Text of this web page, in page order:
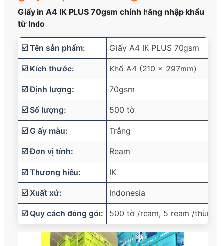
Giấy in A4 IK PLUS 70gsm chính hãng nhập khẩu
từ Indo
☑️ Tên sản phẩm: Giấy A4 IK PLUS 70gsm
☑️ Kích thước: Khổ A4 (210 x 297mm)
☑️ Định lượng: 70gsm
☑️ Số lượng: 500 tờ
☑️ Giấy màu: Trắng
☑️ Đơn vị tính: Ream
☑️ Thương hiệu: IK
☑️ Xuất xứ: Indonesia
☑️ Quy cách đóng gói: 500 tờ /ream, 5 ream /thùng
☑️ Ứng dụng: in văn bản, tài liệu, hợp